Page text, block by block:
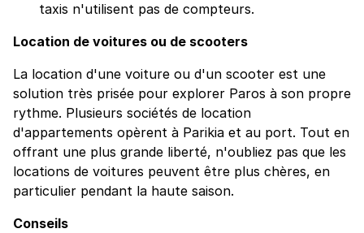
taxis n'utilisent pas de compteurs.
Location de voitures ou de scooters
La location d'une voiture ou d'un scooter est une
solution très prisée pour explorer Paros à son propre
rythme. Plusieurs sociétés de location
d'appartements opèrent à Parikia et au port. Tout en
offrant une plus grande liberté, n'oubliez pas que les
locations de voitures peuvent être plus chères, en
particulier pendant la haute saison.
Conseils